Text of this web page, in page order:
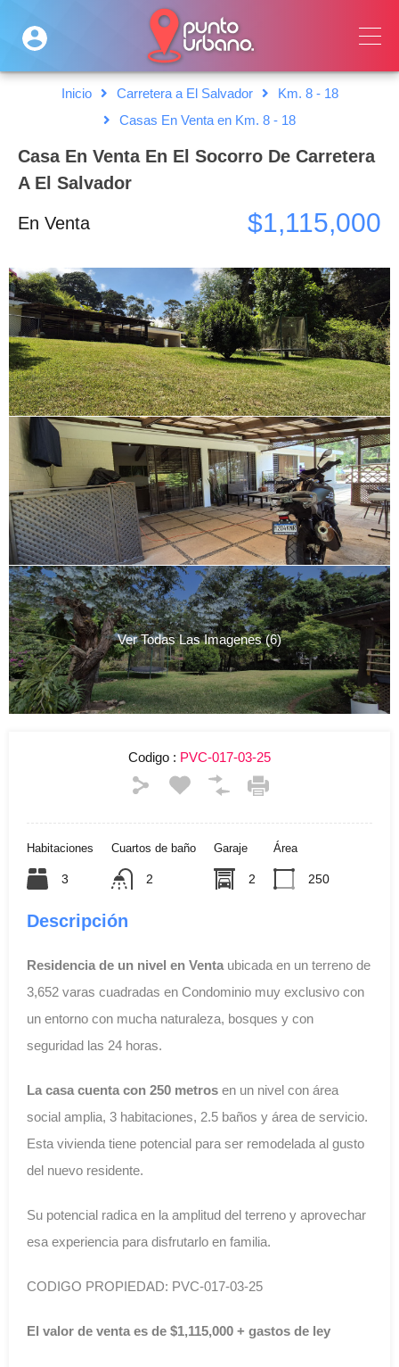
Inicio Carretera a El Salvador
Km. 8 - 18
Casas En Venta en Km. 8 - 18
Casa En Venta En El Socorro De Carretera
A El Salvador
En Venta $1,115,000
Ver Todas Las Imagenes (6)
Codigo : PVC-017-03-25
Habitaciones
3
Cuartos de baño
2
Garaje
2
Área
250
Descripción
Residencia de un nivel en Venta ubicada en un terreno de
3,652 varas cuadradas en Condominio muy exclusivo con
un entorno con mucha naturaleza, bosques y con
seguridad las 24 horas.
La casa cuenta con 250 metros en un nivel con área
social amplia, 3 habitaciones, 2.5 baños y área de servicio.
Esta vivienda tiene potencial para ser remodelada al gusto
del nuevo residente.
Su potencial radica en la amplitud del terreno y aprovechar
esa experiencia para disfrutarlo en familia.
CODIGO PROPIEDAD: PVC-017-03-25
El valor de venta es de $1,115,000 + gastos de ley